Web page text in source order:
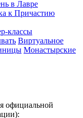
в Лавре
к Причастию
классы
Виртуальное
Монастырские
официальной